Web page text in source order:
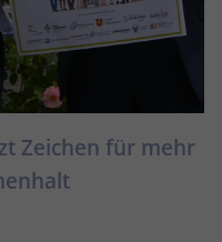
Zeichen für mehr